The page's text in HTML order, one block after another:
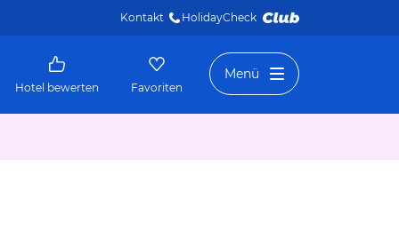
Kontakt HolidayCheck
Hotel bewerten Favoriten
Menü